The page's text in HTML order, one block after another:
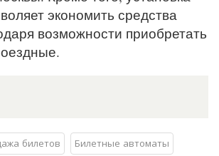
экономить средства
возможности приобретать
билетов
Билетные автоматы